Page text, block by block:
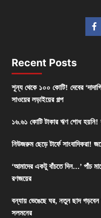
Recent Posts
শূন্য থেকে ১০০ কোটি! দেবের
সাওয়ের লড়াইয়ের গল্প
১৬.৬১ কোটি টাকার ঋণ শোধ হয়নি!
নিউজরুম ছেড়ে টার্ফে সাংবাদিকরা!
‘আমাদের একটু বাঁচতে দিন…’ পাঁচ
রণজয়ের
বন্যায় ভেঙেছে ঘর, নতুন ছাদ
সলমনের